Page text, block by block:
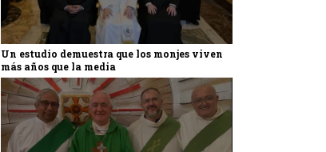
Un estudio demuestra que los monjes viven
más años que la media